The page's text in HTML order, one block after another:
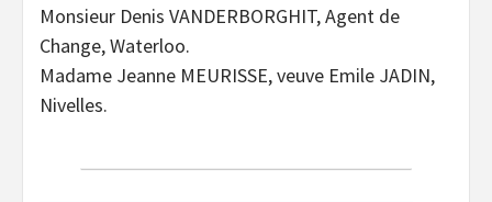
Monsieur Denis VANDERBORGHIT, Agent de
Change, Waterloo.
Madame Jeanne MEURISSE, veuve Emile JADIN,
Nivelles.